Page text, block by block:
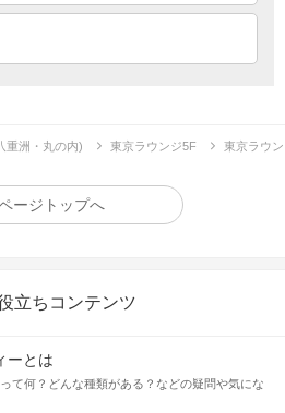
重洲・丸の内) 東京ラウンジ5F 東京ラウ
ージトップへ
立ちコンテンツ
ーとは
て何？どんな種類がある？などの疑問や気にな